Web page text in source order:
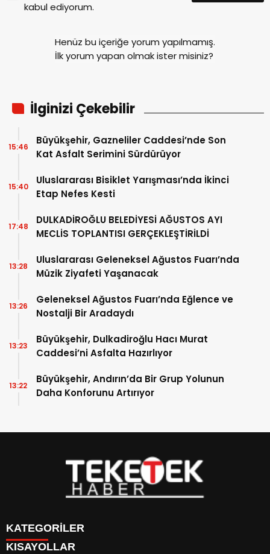
kabul ediyorum.
Henüz bu içeriğe yorum yapılmamış.
İlk yorum yapan olmak ister misiniz?
İlginizi Çekebilir
Büyükşehir, Gazneliler Caddesi’nde Son
Kat Asfalt Serimini Sürdürüyor
15:46
Uluslararası Bisiklet Yarışması’nda İkinci
Etap Nefes Kesti
15:40
DULKADİROĞLU BELEDİYESİ AĞUSTOS AYI
MECLİS TOPLANTISI GERÇEKLEŞTİRİLDİ
17:48
Uluslararası Geleneksel Ağustos Fuarı’nda
Müzik Ziyafeti Yaşanacak
13:28
Geleneksel Ağustos Fuarı’nda Eğlence ve
Nostalji Bir Aradaydı
13:26
Büyükşehir, Dulkadiroğlu Hacı Murat
Caddesi’ni Asfalta Hazırlıyor
13:23
Büyükşehir, Andırın’da Bir Grup Yolunun
Daha Konforunu Artırıyor
13:22
KATEGORİLER
KISAYOLLAR